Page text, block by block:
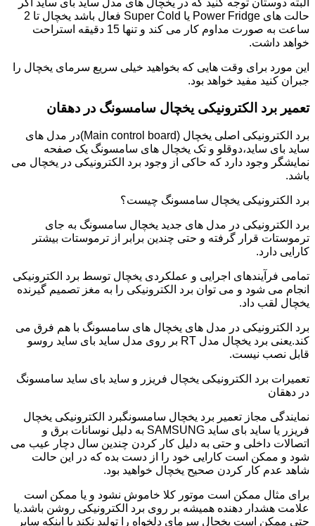
البته دوستان توجه کنید که در یخچال های مدل ساید بای ساید اگر
حالت های Power Fridge یا Super Cold فعال باشد یخچال تا 2
ساعت به صورت مداوم کار می کند و تنها 15 دقیقه استراحت
خواهد داشت.
این مورد برای وقت هایی که بخواهید خیلی سریع سرمای یخچال را
جبران کنید مفید خواهد بود.
تعمیر برد الکترونیکی یخچال سامسونگ در دهقان
برد الکترونیکی اصلی یخچال (Main control board)در مدل های
ساید بای ساید،دوقلو و تک یخچال های سامسونگ یک صفحه
نمایشگر وجود دارد که حاکی از وجود برد الکترونیکی در یخچال می
باشد.
برد الکترونیکی یخچال سامسونگ چیست؟
برد الکترونیکی در مدل های جدید یخچال سامسونگ به جای
ترموستات قرار گرفته و حتی چندین برابر از ترموستات بیشتر
کارایی دارد.
تمامی فرآیندهای اجرایی و عملکردی یخچال توسط برد الکترونیکی
انجام می شود و می توان برد الکترونیکی را به مغز تصمیم گیرنده
یخچال لقب داد.
برد الکترونیکی در مدل های یخچال های سامسونگ با هم فرق می
کند.یعنی برد یخچال مدل RT بر روی مدل ساید بای ساید روسو
قابل نصب نیست.
تعمیرات برد الکترونیکی یخچال فریزر و ساید بای ساید سامسونگ
در دهقان
نمایندگی مجاز تعمیر برد یخچال سامسونگبرد الکترونیکی یخچال
فریزر یا ساید بای ساید SAMSUNG به دلیل نوسانات برق و
اتصالات داخلی و حتی به دلیل کار کردن چندین سال دچار عیب می
شود و ممکن است کارایی خود را از دست بده که در این حالت
شاهد عدم کار کردن صحیح یخچال خواهید بود.
برای مثال ممکن است موتور کلا خاموش نشود و یا ممکن است
علامت هشدار دهنده همیشه بر روی برد الکترونیکی روشن باشد.یا
حتی ممکن است یخچال سرمای دلخواه را تولید نکند با اینکه سایر